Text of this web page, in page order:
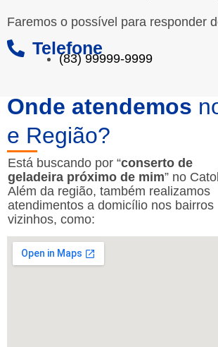
Faremos o possível para responder
Telefone
(83) 99999-9999
Onde atendemos
e Região?
Está buscando por “conserto de
geladeira próximo de mim” no
Além da região, também realizamos
atendimentos a domicílio nos bairros
vizinhos, como: